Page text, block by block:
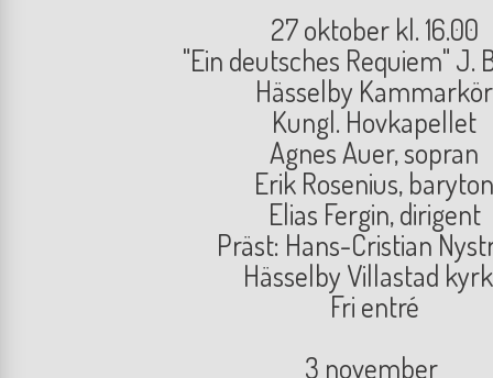
27 oktober kl. 16.00
"Ein deutsches Requiem" J.
Hässelby Kammarkör
Kungl. Hovkapellet
Agnes Auer, sopran
Erik Rosenius, baryton
Elias Fergin, dirigent
Präst: Hans-Cristian
Hässelby Villastad
Fri entré
3 november